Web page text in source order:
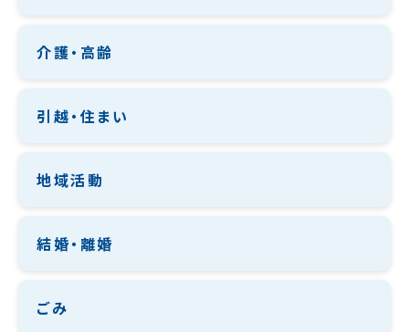
介護・高齢
引越・住まい
地域活動
結婚・離婚
ごみ